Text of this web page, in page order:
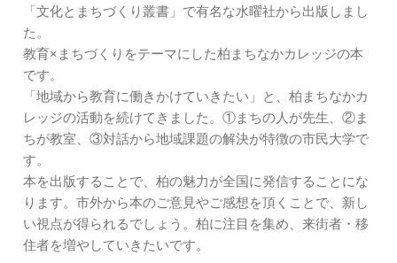
「文化とまちづくり叢書」で有名な水曜社から出版しまし
た。
教育×まちづくりをテーマにした柏まちなかカレッジの本
です。
「地域から教育に働きかけていきたい」と、柏まちなかカ
レッジの活動を続けてきました。①まちの人が先生、②ま
ちが教室、③対話から地域課題の解決が特徴の市民大学で
す。
本を出版することで、柏の魅力が全国に発信することにな
ります。市外から本のご意見やご感想を頂くことで、新し
い視点が得られるでしょう。柏に注目を集め、来街者・移
住者を増やしていきたいです。